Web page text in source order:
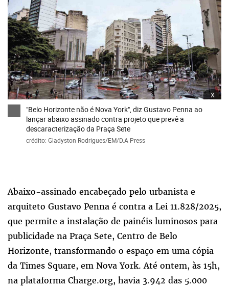
x
"Belo Horizonte não é Nova York", diz Gustavo Penna ao
lançar abaixo assinado contra projeto que prevê a
descaracterização da Praça Sete
crédito: Gladyston Rodrigues/EM/D.A Press
Abaixo-assinado encabeçado pelo urbanista e
arquiteto Gustavo Penna é contra a Lei 11.828/2025,
que permite a instalação de painéis luminosos para
publicidade na Praça Sete, Centro de Belo
Horizonte, transformando o espaço em uma cópia
da Times Square, em Nova York. Até ontem, às 15h,
na plataforma Charge.org, havia 3.942 das 5.000